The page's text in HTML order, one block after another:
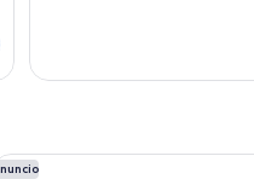
Vista Cancun Golf &